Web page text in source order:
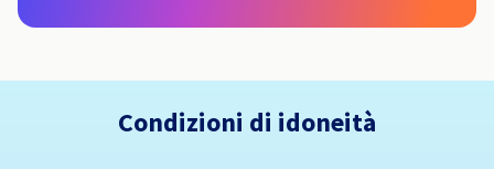
Condizioni di idoneità